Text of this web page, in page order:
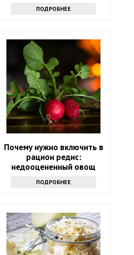
ПОДРОБНЕЕ
Почему нужно включить в
рацион редис:
недооцененный овощ
ПОДРОБНЕЕ